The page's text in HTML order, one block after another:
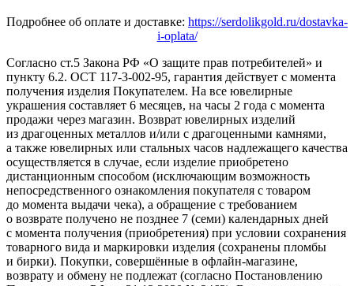
Подробнее об оплате и доставке: https://serdolikgold.ru/dostavka-
i-oplata/
Согласно ст.5 Закона РФ «О защите прав потребителей» и
пункту 6.2. ОСТ 117-3-002-95, гарантия действует с момента
получения изделия Покупателем. На все ювелирные
украшения составляет 6 месяцев, на часы 2 года с момента
продажи через магазин. Возврат ювелирных изделий
из драгоценных металлов и/или с драгоценными камнями,
а также ювелирных или стальных часов надлежащего качества
осуществляется в случае, если изделие приобретено
дистанционным способом (исключающим возможность
непосредственного ознакомления покупателя с товаром
до момента выдачи чека), а обращение с требованием
о возврате получено не позднее 7 (семи) календарных дней
с момента получения (приобретения) при условии сохранения
товарного вида и маркировки изделия (сохранены пломбы
и бирки). Покупки, совершённые в офлайн-магазине,
возврату и обмену не подлежат (согласно Постановлению